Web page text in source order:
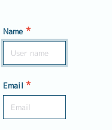
Name *
Email *